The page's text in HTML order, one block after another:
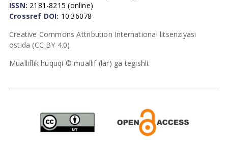
ISSN: 2181-8215 (online)
Crossref DOI: 10.36078
Creative Commons Attribution International litsenziyasi
ostida (CC BY 4.0).
Mualliflik huquqi © muallif (lar) ga tegishli.